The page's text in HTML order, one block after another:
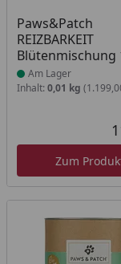
Paws&Patch
REIZBARKEIT
Blütenmischung
Produkt am Lager
Am Lager
Inhalt: 0,01 kg
Zum